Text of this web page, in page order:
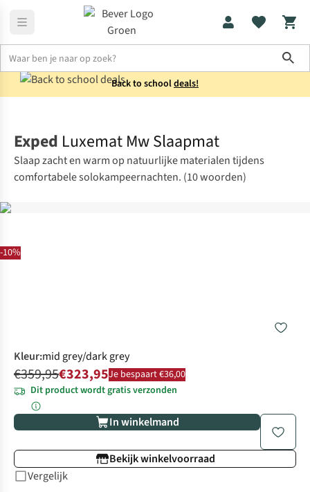
Back to schooldeals!
-10%
Exped Luxemat Mw Slaapmat
Slaap zacht en warm op natuurlijke materialen tijdens
comfortabele solokampeernachten. (10 woorden)
Kleur:mid grey/dark grey
€359,95€323,95Je bespaart €36,00
Dit product wordt gratis verzonden
In winkelmand
Bekijk winkelvoorraad
Vergelijk